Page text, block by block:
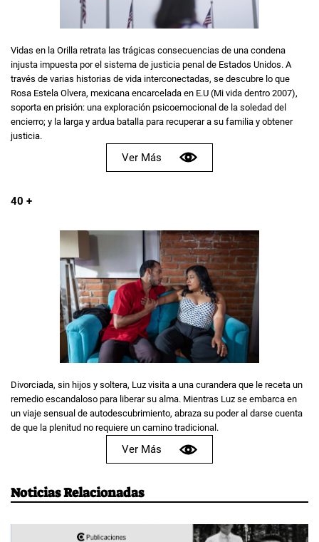
Vidas en la Orilla retrata las trágicas consecuencias de una condena
injusta impuesta por el sistema de justicia penal de Estados Unidos. A
través de varias historias de vida interconectadas, se descubre lo que
Rosa Estela Olvera, mexicana encarcelada en E.U (Mi vida dentro 2007),
soporta en prisión: una exploración psicoemocional de la soledad del
encierro; y la larga y ardua batalla para recuperar a su familia y obtener
justicia.
Ver Más
40 +
Divorciada, sin hijos y soltera, Luz visita a una curandera que le receta un
remedio escandaloso para liberar su alma. Mientras Luz se embarca en
un viaje sensual de autodescubrimiento, abraza su poder al darse cuenta
de que la plenitud no requiere un camino tradicional.
Ver Más
Noticias Relacionadas